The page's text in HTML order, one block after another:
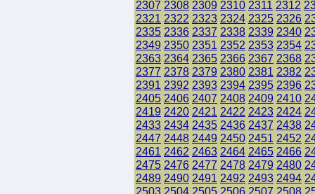
2307 2308 2309 2310 2311 2312
2321 2322 2323 2324 2325 2326
2335 2336 2337 2338 2339 2340
2349 2350 2351 2352 2353 2354
2363 2364 2365 2366 2367 2368
2377 2378 2379 2380 2381 2382
2391 2392 2393 2394 2395 2396
2405 2406 2407 2408 2409 2410
2419 2420 2421 2422 2423 2424
2433 2434 2435 2436 2437 2438
2447 2448 2449 2450 2451 2452
2461 2462 2463 2464 2465 2466
2475 2476 2477 2478 2479 2480
2489 2490 2491 2492 2493 2494
2503 2504 2505 2506 2507 2508